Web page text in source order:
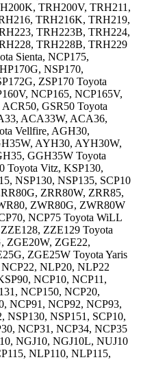
TRH200V, TRH211,
TRH216K, TRH219,
TRH223B, TRH224,
TRH228B, TRH229
Sienta, NCP175,
NSP170,
ZSP170 Toyota
NCP165, NCP165V,
GSR50 Toyota
ACA33W, ACA36,
Vellfire, AGH30,
AYH30, AYH30W,
GGH35W Toyota
Toyota Vitz, KSP130,
NSP130, NSP135, SCP10
ZRR80W, ZRR85,
ZWR80G, ZWR80W
NCP75 Toyota WiLL
ZZE129 Toyota
ZGE20W, ZGE22,
ZGE25W Toyota Yaris
NLP20, NLP22
NCP10, NCP11,
NCP150, NCP20,
NCP91, NCP92, NCP93,
NSP151, SCP10,
NCP31, NCP34, NCP35
NGJ10, NGJ10L, NUJ10
NLP110, NLP115,